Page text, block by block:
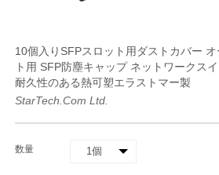
10個入りSFPスロット用ダストカバー
ト用 SFP防塵キャップ ネットワークス
耐久性のある熱可塑エラストマー製
StarTech.com Ltd.
数量